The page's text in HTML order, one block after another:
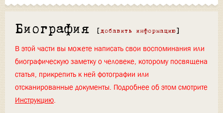
Биография [ добавить информацию ]
В этой части вы можете написать свои воспоминания или
биографическую заметку о человеке, которому посвящена
статья, прикрепить к ней фотографии или
отсканированные документы. Подробнее об этом смотрите
Инструкцию.